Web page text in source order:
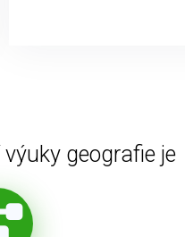
geografie je